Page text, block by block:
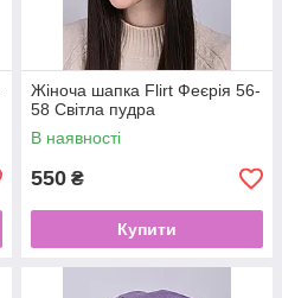
Жіноча шапка Flirt Феєрія 56-
58 Світла пудра
В наявності
550 ₴
Купити